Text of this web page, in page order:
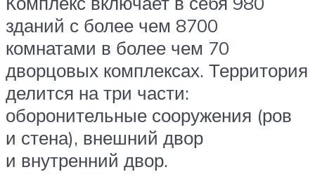
зданий с более чем 8700
комнатами в более чем 70
дворцовых комплексах. Территория
делится на три части:
оборонительные сооружения (ров
и стена), внешний двор
и внутренний двор.